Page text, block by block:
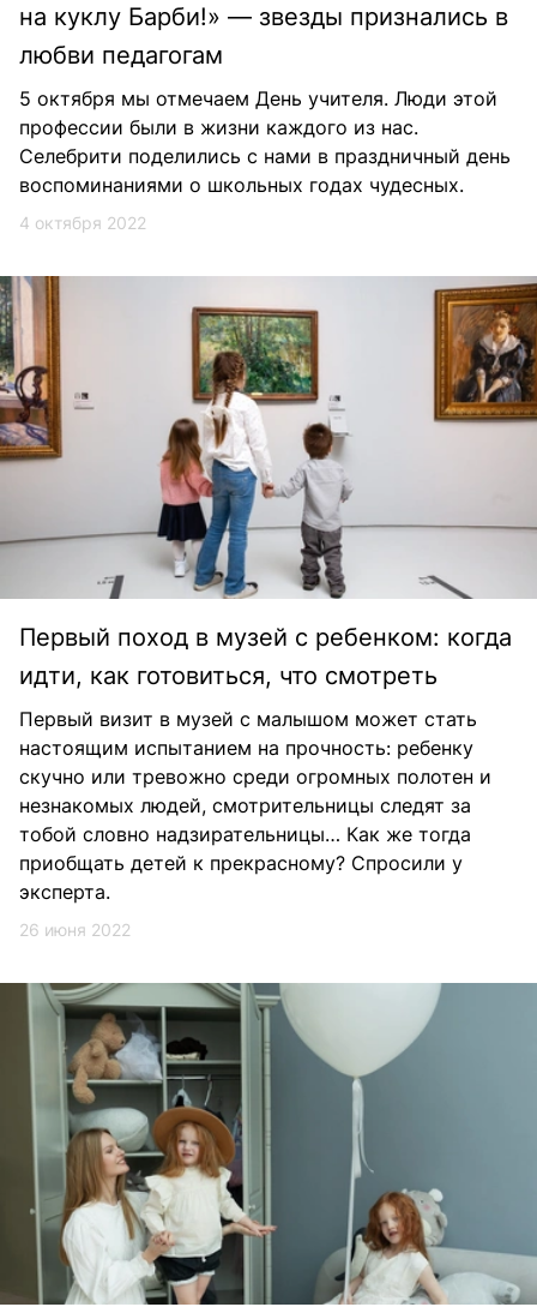
на куклу Барби!» — звезды признались в
любви педагогам
5 октября мы отмечаем День учителя. Люди этой
профессии были в жизни каждого из нас.
Селебрити поделились с нами в праздничный день
воспоминаниями о школьных годах чудесных.
4 октября 2022
Первый поход в музей с ребенком: когда
идти, как готовиться, что смотреть
Первый визит в музей с малышом может стать
настоящим испытанием на прочность: ребенку
скучно или тревожно среди огромных полотен и
незнакомых людей, смотрительницы следят за
тобой словно надзирательницы… Как же тогда
приобщать детей к прекрасному? Спросили у
эксперта.
26 июня 2022